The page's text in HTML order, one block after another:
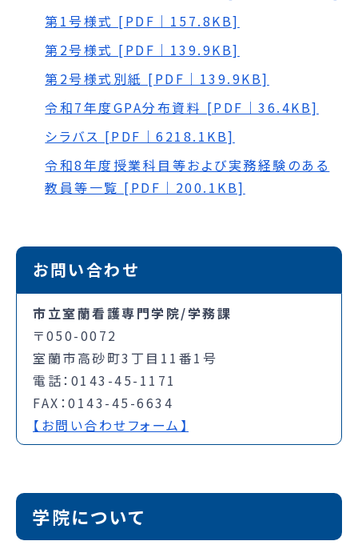
第1号様式 [PDF｜157.8KB]
第2号様式 [PDF｜139.9KB]
第2号様式別紙 [PDF｜139.9KB]
令和7年度GPA分布資料 [PDF｜36.4KB]
シラバス [PDF｜6218.1KB]
令和8年度授業科目等および実務経験のある
教員等一覧 [PDF｜200.1KB]
お問い合わせ
市立室蘭看護専門学院/学務課
〒050-0072
室蘭市高砂町3丁目11番1号
電話：0143-45-1171
FAX：0143-45-6634
【お問い合わせフォーム】
学院について